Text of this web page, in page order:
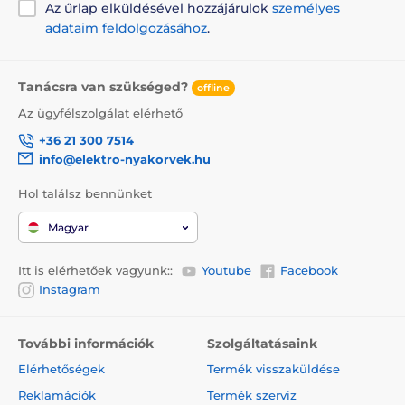
Az űrlap elküldésével hozzájárulok személyes
adataim feldolgozásához.
Tanácsra van szükséged? offline
Az ügyfélszolgálat elérhető
+36 21 300 7514
info@elektro-nyakorvek.hu
Hol találsz bennünket
Magyar
Itt is elérhetőek vagyunk:: Youtube
Facebook
Instagram
További információk
Elérhetőségek
Reklamációk
Szolgáltatásaink
Termék visszaküldése
Termék szerviz